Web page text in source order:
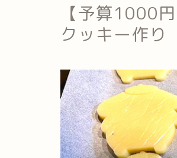
【予算1000
クッキー作り